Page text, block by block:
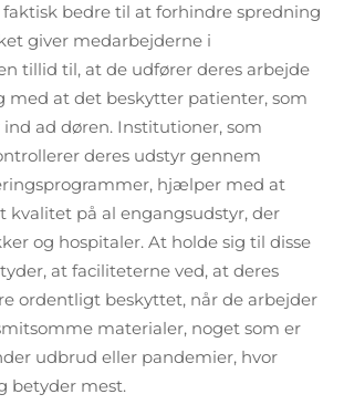
bedre til at forhindre spredning
giver medarbejderne i
tillid til, at de udfører deres arbejde
med at det beskytter patienter, som
ad døren. Institutioner, som
deres udstyr gennem
hjælper med at
kvalitet på al engangsudstyr, der
og hospitaler. At holde sig til disse
at faciliteterne ved, at deres
ordentligt beskyttet, når de arbejder
materialer, noget som er
udbrud eller pandemier, hvor
betyder mest.